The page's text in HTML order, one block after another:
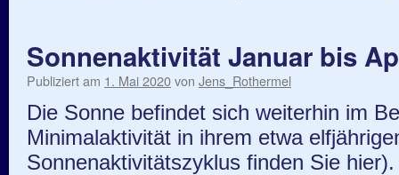
Sonnenaktivität Januar bis
Publiziert am 1. Mai 2020von Jens_Rothermel
Die Sonne befindet sich weiterhin im
Minimalaktivität in ihrem etwa
Sonnenaktivitätszyklus finden Sie